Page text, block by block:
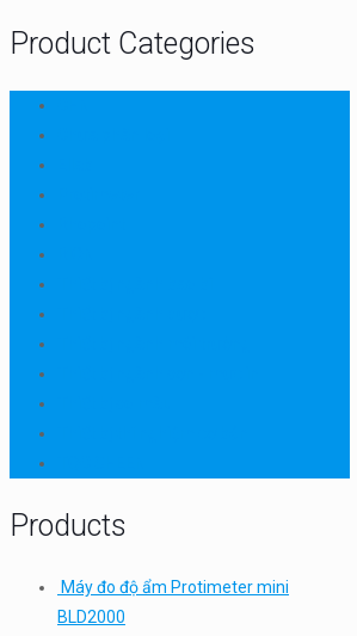
Product Categories
Products
Máy đo độ ẩm Protimeter mini
BLD2000